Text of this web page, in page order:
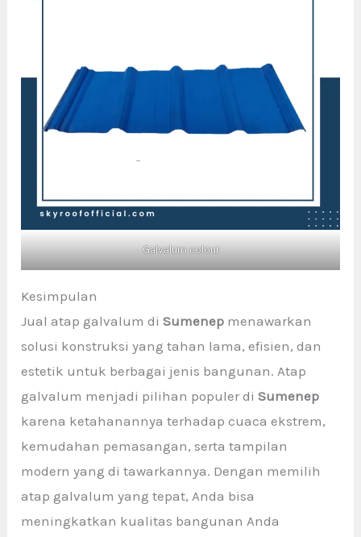
Galvalum colour
Kesimpulan
Jual atap galvalum diSumenep menawarkan
solusi konstruksi yang tahan lama, efisien, dan
estetik untuk berbagai jenis bangunan. Atap
galvalum menjadi pilihan populer diSumenep
karena ketahanannya terhadap cuaca ekstrem,
kemudahan pemasangan, serta tampilan
modern yang di tawarkannya. Dengan memilih
atap galvalum yang tepat, Anda bisa
meningkatkan kualitas bangunan Anda